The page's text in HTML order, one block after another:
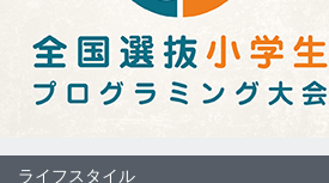
ライフスタイル